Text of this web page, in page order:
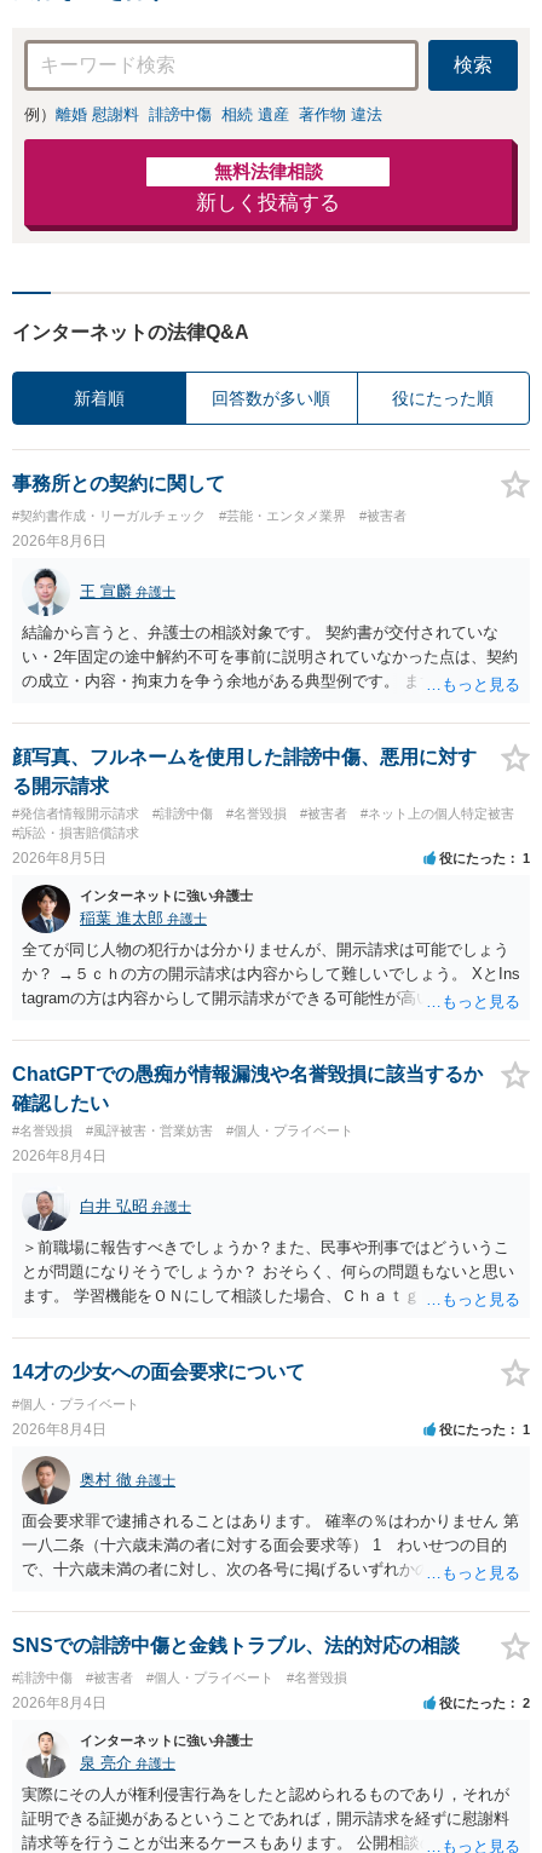
検索
例） 離婚 慰謝料 誹謗中傷 相続 遺産 著作物 違法
無料法律相談
新しく投稿する
インターネットの法律Q&A
新着順 回答数が多い順 役にたった順
事務所との契約に関して
#契約書作成・リーガルチェック #芸能・エンタメ業界 #被害者
2026年8月6日
王 宣麟 弁護士
結論から言うと、弁護士の相談対象です。 契約書が交付されていな
い・2年固定の途中解約不可を事前に説明されていなかった点は、契約
の成立・内容・拘束力を争う余地がある典型例です。 まずは、運営と
みてはいかがでしょうか。 また同時並行で（もしまだされていないの
であれば）書面で退所意思の明確化はしておくべきだと考えます。
顔写真、フルネームを使用した誹謗中傷、悪用に対す
る開示請求
#発信者情報開示請求 #誹謗中傷 #名誉毀損 #被害者
#ネット上の個人特定被害
#訴訟・損害賠償請求
2026年8月5日 役にたった 1
インターネットに強い弁護士
稲葉 進太郎 弁護士
全てが同じ人物の犯行かは分かりませんが、開示請求は可能でしょう
か？ →５ｃｈの方の開示請求は内容からして難しいでしょう。 XとIns
tagramの方は内容からして開示請求ができる可能性が高いでしょう。
いでしょう。７月中にアカウントが削除されている場合、今から進め
ても失敗する可能性が高いように思われます。 相手を特定できた場
合、相手に全ての弁護士費用を負担させることは可能でしょうか？ →
訴訟外の交渉で相手方が認めれば負担させることができるでしょう。
訴訟で判決となった場合は、実際の弁護士費用が認められる場合と認
められない場合があり何ともいえないところでしょう。
ChatGPTでの愚痴が情報漏洩や名誉毀損に該当するか
確認したい
#名誉毀損 #風評被害・営業妨害 #個人・プライベート
2026年8月4日
白井 弘昭 弁護士
＞前職場に報告すべきでしょうか？また、民事や刑事ではどういうこ
とが問題になりそうでしょうか？ おそらく、何らの問題もないと思い
ます。 学習機能をＯＮにして相談した場合、Ｃｈａｔｇｐｔがｏｐｅ
する可能性がありますが、個人名や会社名を特定していない限り、一
般論として抽象化されて回答に織り込まれる可能性が生じるにすぎま
せんので、その情報自体が、秘密情報に当たるとは思えませんし、名
誉棄損として、個人や会社に対する誹謗中傷の不特定多数への公開に
当たるとも思われません。 もちろん、誰がその内容をｃｈａｔｇｐｔ
に入力したかも第三者にしられることはないので、個人や会社の特定
をせずに書き込んだことで（おそらく特定して書き込んだとして
も）、相談者さんが刑事民事の責任に問われることはないでしょう。
私見ながらご参考まで。
14才の少女への面会要求について
#個人・プライベート
2026年8月4日 役にたった 1
奥村 徹 弁護士
面会要求罪で逮捕されることはあります。 確率の％はわかりません 第
一八二条（十六歳未満の者に対する面会要求等） 1 わいせつの目的
で、十六歳未満の者に対し、次の各号に掲げるいずれかの行為をした
が生まれた日より五年以上前の日に生まれた者に限る。）は、一年以
下の拘禁刑又は五十万円以下の罰金に処する。 一 威迫し、偽計を用
い又は誘惑して面会を要求すること。 二 拒まれたにもかかわらず、
反復して面会を要求すること。 三 金銭その他の利益を供与し、又は
その申込み若しくは約束をして面会を要求すること。 2前項の罪を犯
し、よってわいせつの目的で当該十六歳未満の者と面会をした者は、
二年以下の拘禁刑又は百万円以下の罰金に処する。
SNSでの誹謗中傷と金銭トラブル、法的対応の相談
#誹謗中傷 #被害者 #個人・プライベート #名誉毀損
2026年8月4日 役にたった 2
インターネットに強い弁護士
泉 亮介 弁護士
実際にその人が権利侵害行為をしたと認められるものであり，それが
証明できる証拠があるということであれば，開示請求を経ずに慰謝料
請求等を行うことが出来るケースもあります。 公開相談の場では回答